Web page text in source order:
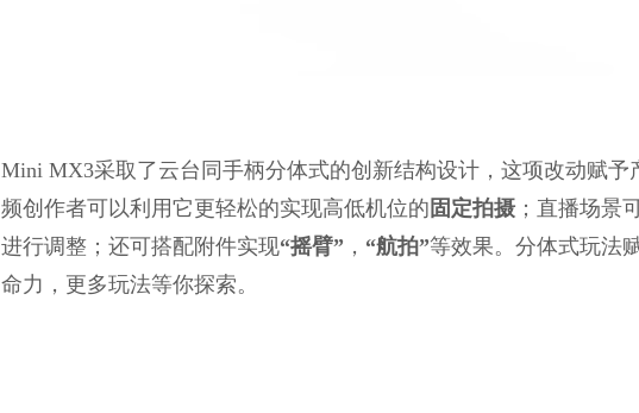
Mini MX3采取了云台同手柄分体式的创新结构设计，这项改动赋予
频创作者可以利用它更轻松的实现高低机位的 固定拍摄 ；直播场景
进行调整；还可搭配附件实现“摇臂” ， “航拍”等效果。分体式玩法
命力，更多玩法等你探索。